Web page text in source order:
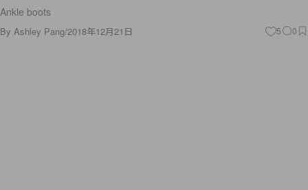
Ankle boots
By Ashley Pang/2018年12月21日 5 0